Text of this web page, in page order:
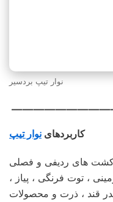
نوار تیپ بردسیر
کاربردهای نوار تیپ
کشت های ردیفی و فصلی
، توت فرنگی ، پیاز ،
قند ، ذرت و محصولات